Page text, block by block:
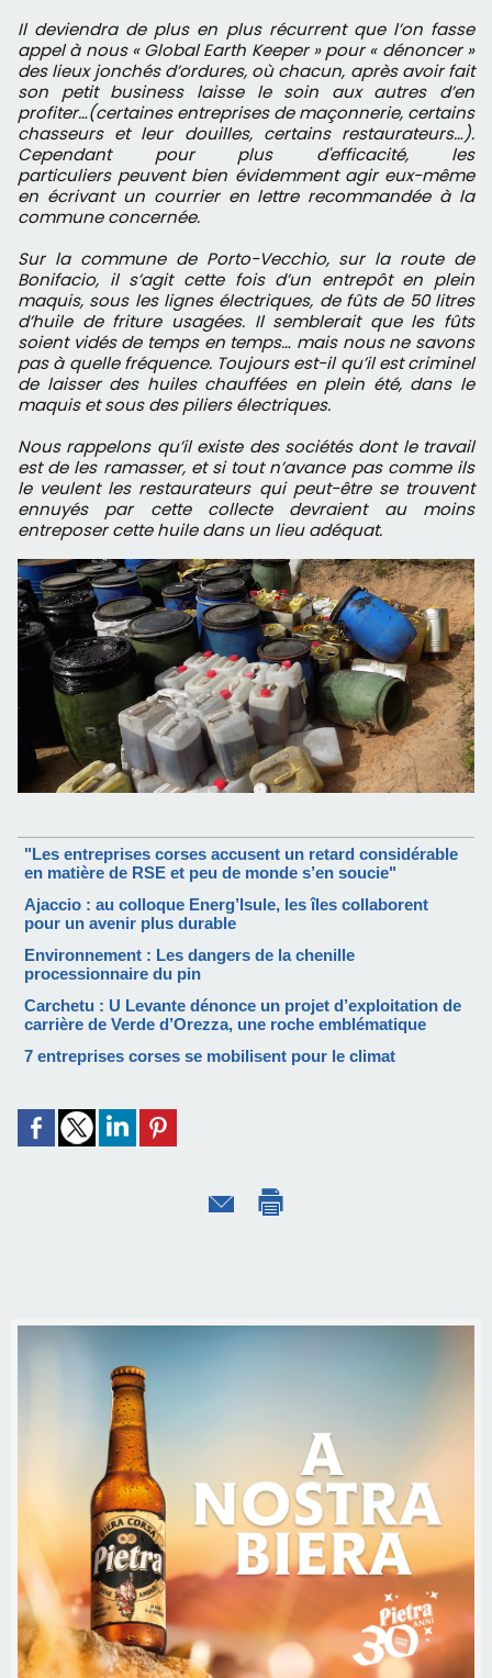
Il deviendra de plus en plus récurrent que l’on fasse
appel à nous « Global Earth Keeper » pour « dénoncer »
des lieux jonchés d’ordures, où chacun, après avoir fait
son petit business laisse le soin aux autres d’en
profiter…(certaines entreprises de maçonnerie, certains
chasseurs et leur douilles, certains restaurateurs…).
Cependant pour plus d'efficacité, les
particuliers peuvent bien évidemment agir eux-même
en écrivant un courrier en lettre recommandée à la
commune concernée.
Sur la commune de Porto-Vecchio, sur la route de
Bonifacio, il s’agit cette fois d’un entrepôt en plein
maquis, sous les lignes électriques, de fûts de 50 litres
d’huile de friture usagées. Il semblerait que les fûts
soient vidés de temps en temps… mais nous ne savons
pas à quelle fréquence. Toujours est-il qu’il est criminel
de laisser des huiles chauffées en plein été, dans le
maquis et sous des piliers électriques.
Nous rappelons qu’il existe des sociétés dont le travail
est de les ramasser, et si tout n’avance pas comme ils
le veulent les restaurateurs qui peut-être se trouvent
ennuyés par cette collecte devraient au moins
entreposer cette huile dans un lieu adéquat.
"Les entreprises corses accusent un retard considérable
en matière de RSE et peu de monde s’en soucie"
Ajaccio : au colloque Energ’Isule, les îles collaborent
pour un avenir plus durable
Environnement : Les dangers de la chenille
processionnaire du pin
Carchetu : U Levante dénonce un projet d’exploitation de
carrière de Verde d’Orezza, une roche emblématique
7 entreprises corses se mobilisent pour le climat